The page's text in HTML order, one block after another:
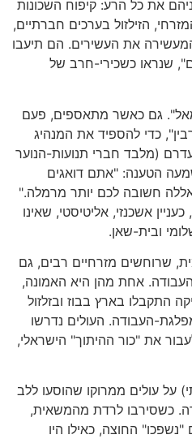
את כל הרע: קיפוח השכונות
הזילזול בערכים חברתיים,
את העשירים. הם תיעבו
שנראו כשכירי-חרב של
גם כאשר מתאספים, פעם
כדי להספיד את המנהיג
(מלבד חברי תנועות-הנוער
הטענה: "אתם דואגים
חשובה לכם יותר מרמלה."
אשכנזי, אליטיסטי, שאינו
ובית-שאן.
שרוחשים מזרחיים רבים, גם
אחת מהן היא האמונה,
התקבלו בארץ בבוז ובזלזול
העבודה. העולים נדרשו
את "כור ההיתוך" הישראלי,
על עולים ממרוקו שהוסעו ללב
כשסירבו לרדת מהמשאית,
החוצה, כאילו היו